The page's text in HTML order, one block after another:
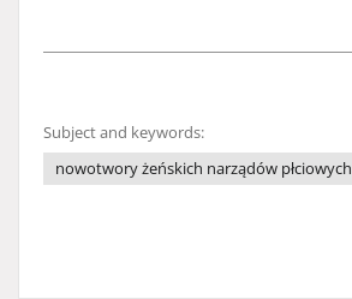
Subject and keywords:
nowotwory żeńskich narządów płciowych